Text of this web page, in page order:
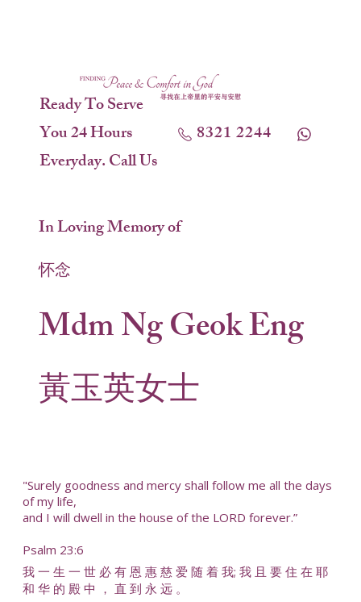
Ready To Serve
You 24 Hours
Everyday. Call Us
8321 2244
In Loving Memory of
怀念
Mdm Ng Geok Eng
黃玉英女士
"Surely goodness and mercy shall follow me all the days
of my life,
and I will dwell in the house of the LORD forever.”
Psalm 23:6
我 一 生 一 世 必 有 恩 惠 慈 爱 随 着 我; 我 且 要 住 在 耶
和 华 的 殿 中 ， 直 到 永 远 。